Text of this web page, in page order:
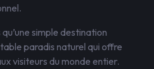
simple destination
paradis naturel qui offre
visiteurs du monde entier.